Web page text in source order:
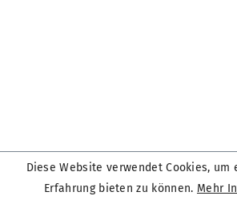
Diese Website verwendet Cookies, um
Erfahrung bieten zu können. Mehr